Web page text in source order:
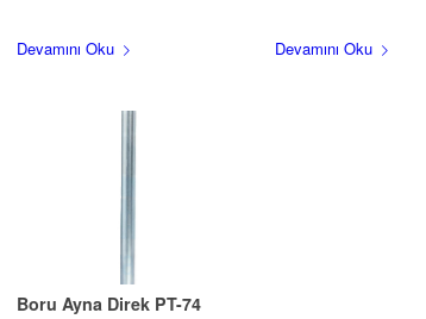
Devamını Oku Devamını Oku
Boru Ayna Direk PT-74